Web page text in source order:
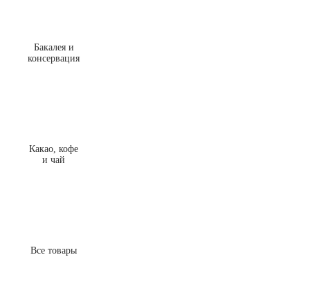
Бакалея и
консервация
Какао, кофе
и чай
Все товары